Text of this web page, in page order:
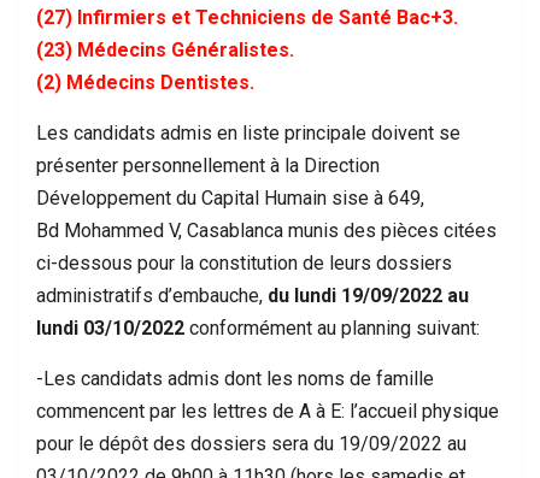
(27) Infirmiers et Techniciens de Santé Bac+3.
(23) Médecins Généralistes.
(2) Médecins Dentistes.
Les candidats admis en liste principale doivent se
présenter personnellement à la Direction
Développement du Capital Humain sise à 649,
Bd Mohammed V, Casablanca munis des pièces citées
ci-dessous pour la constitution de leurs dossiers
administratifs d’embauche, du lundi 19/09/2022 au
lundi 03/10/2022 conformément au planning suivant:
-Les candidats admis dont les noms de famille
commencent par les lettres de A à E: l’accueil physique
pour le dépôt des dossiers sera du 19/09/2022 au